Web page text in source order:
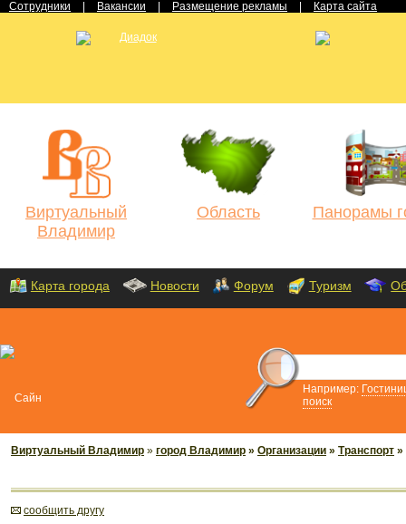
Сотрудники Вакансии Размещение рекламы Карта сайта
Виртуальный
Владимир
Область Панорамы
Карта города Новости Форум Туризм
Например:
поиск
Виртуальный Владимир » город Владимир » Организации » Транспорт »
cообщить другу